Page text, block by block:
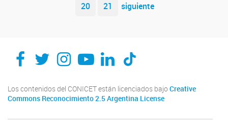
20
21 siguiente
Los contenidos del CONICET están licenciados bajo Creative
Commons Reconocimiento 2.5 Argentina License